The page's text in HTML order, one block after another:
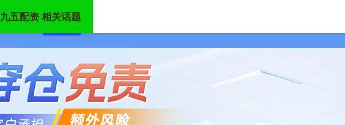
首页
九五配资 相关话题